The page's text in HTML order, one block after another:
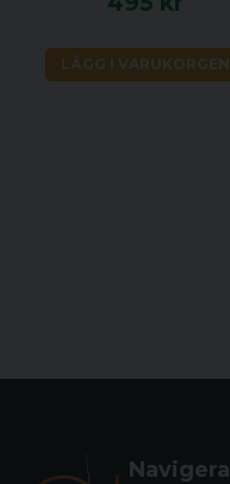
LÄGG I VARUKORGEN
Navigera